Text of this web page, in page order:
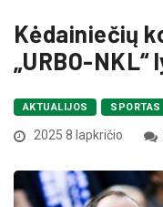
Kėdainiečių
„URBO-NKL“
AKTUALIJOS SPORTAS
2025 8 lapkričio